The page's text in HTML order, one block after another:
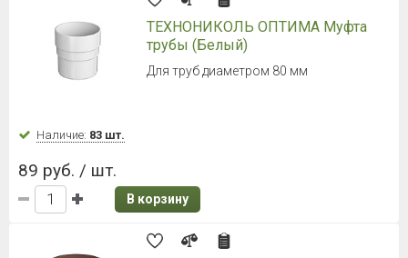
ТЕХНОНИКОЛЬ ОПТИМА Муфта
трубы (Белый)
Для труб диаметром 80 мм
Наличие: 83 шт.
89 руб. / шт.
В корзину